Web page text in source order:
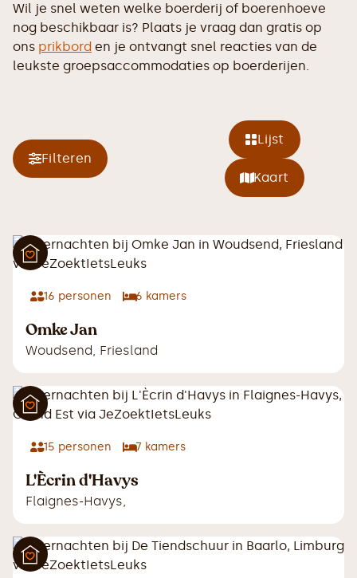
Wil je snel weten welke boerderij of boerenhoeve
nog beschikbaar is? Plaats je vraag dan gratis op
ons prikbord en je ontvangt snel reacties van de
leukste groepsaccommodaties op boerderijen.
Filteren
Lijst
Kaart
16 personen 6 kamers
Omke Jan
Woudsend, Friesland
15 personen 7 kamers
L'Ècrin d'Havys
Flaignes-Havys,